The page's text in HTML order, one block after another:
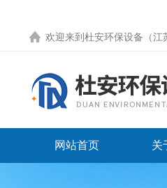
欢迎来到 杜安环保设备（江
网站首页 关